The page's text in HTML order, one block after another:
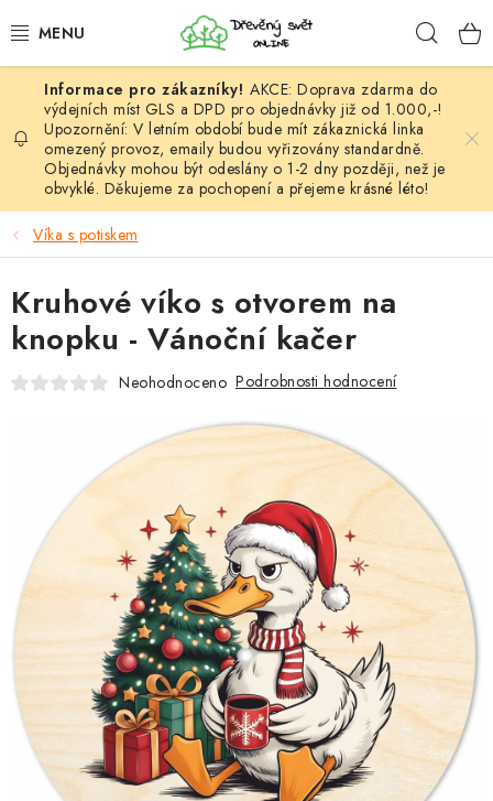
na
HÁČKOVÁNÍ
VYPLÉTÁNÍ
PŘÍZE
DOPLŇKY
TVOŘENÍ
GALANTERIE A LÁTKY
VELKOOBCHOD
Doprava a platba Vrácení zboží a reklamace
Časté otázky
Kontakt
Moje objednávka
Obchodní podmínky
Ochrana osobních údajů
Hodnocení obchodu
Oblíbené produkty
Věrnostní program
AKCE: Doprava zdarma do
výdejních míst GLS a DPD pro objednávky již od 1.000,-!
Upozornění: V letním období bude mít zákaznická linka
omezený provoz, emaily budou vyřizovány standardně.
Objednávky mohou být odeslány o 1-2 dny později, než je
obvyklé. Děkujeme za pochopení a přejeme krásné léto!
Víka s potiskem
Kruhové víko s otvorem na
knopku - Vánoční kačer
Neohodnoceno Podrobnosti hodnocení